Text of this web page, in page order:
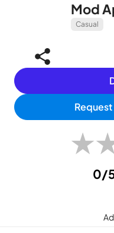
Mod
money)
Casual
Request
★
0/